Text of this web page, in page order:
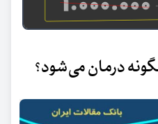
درمان می‌شود؟